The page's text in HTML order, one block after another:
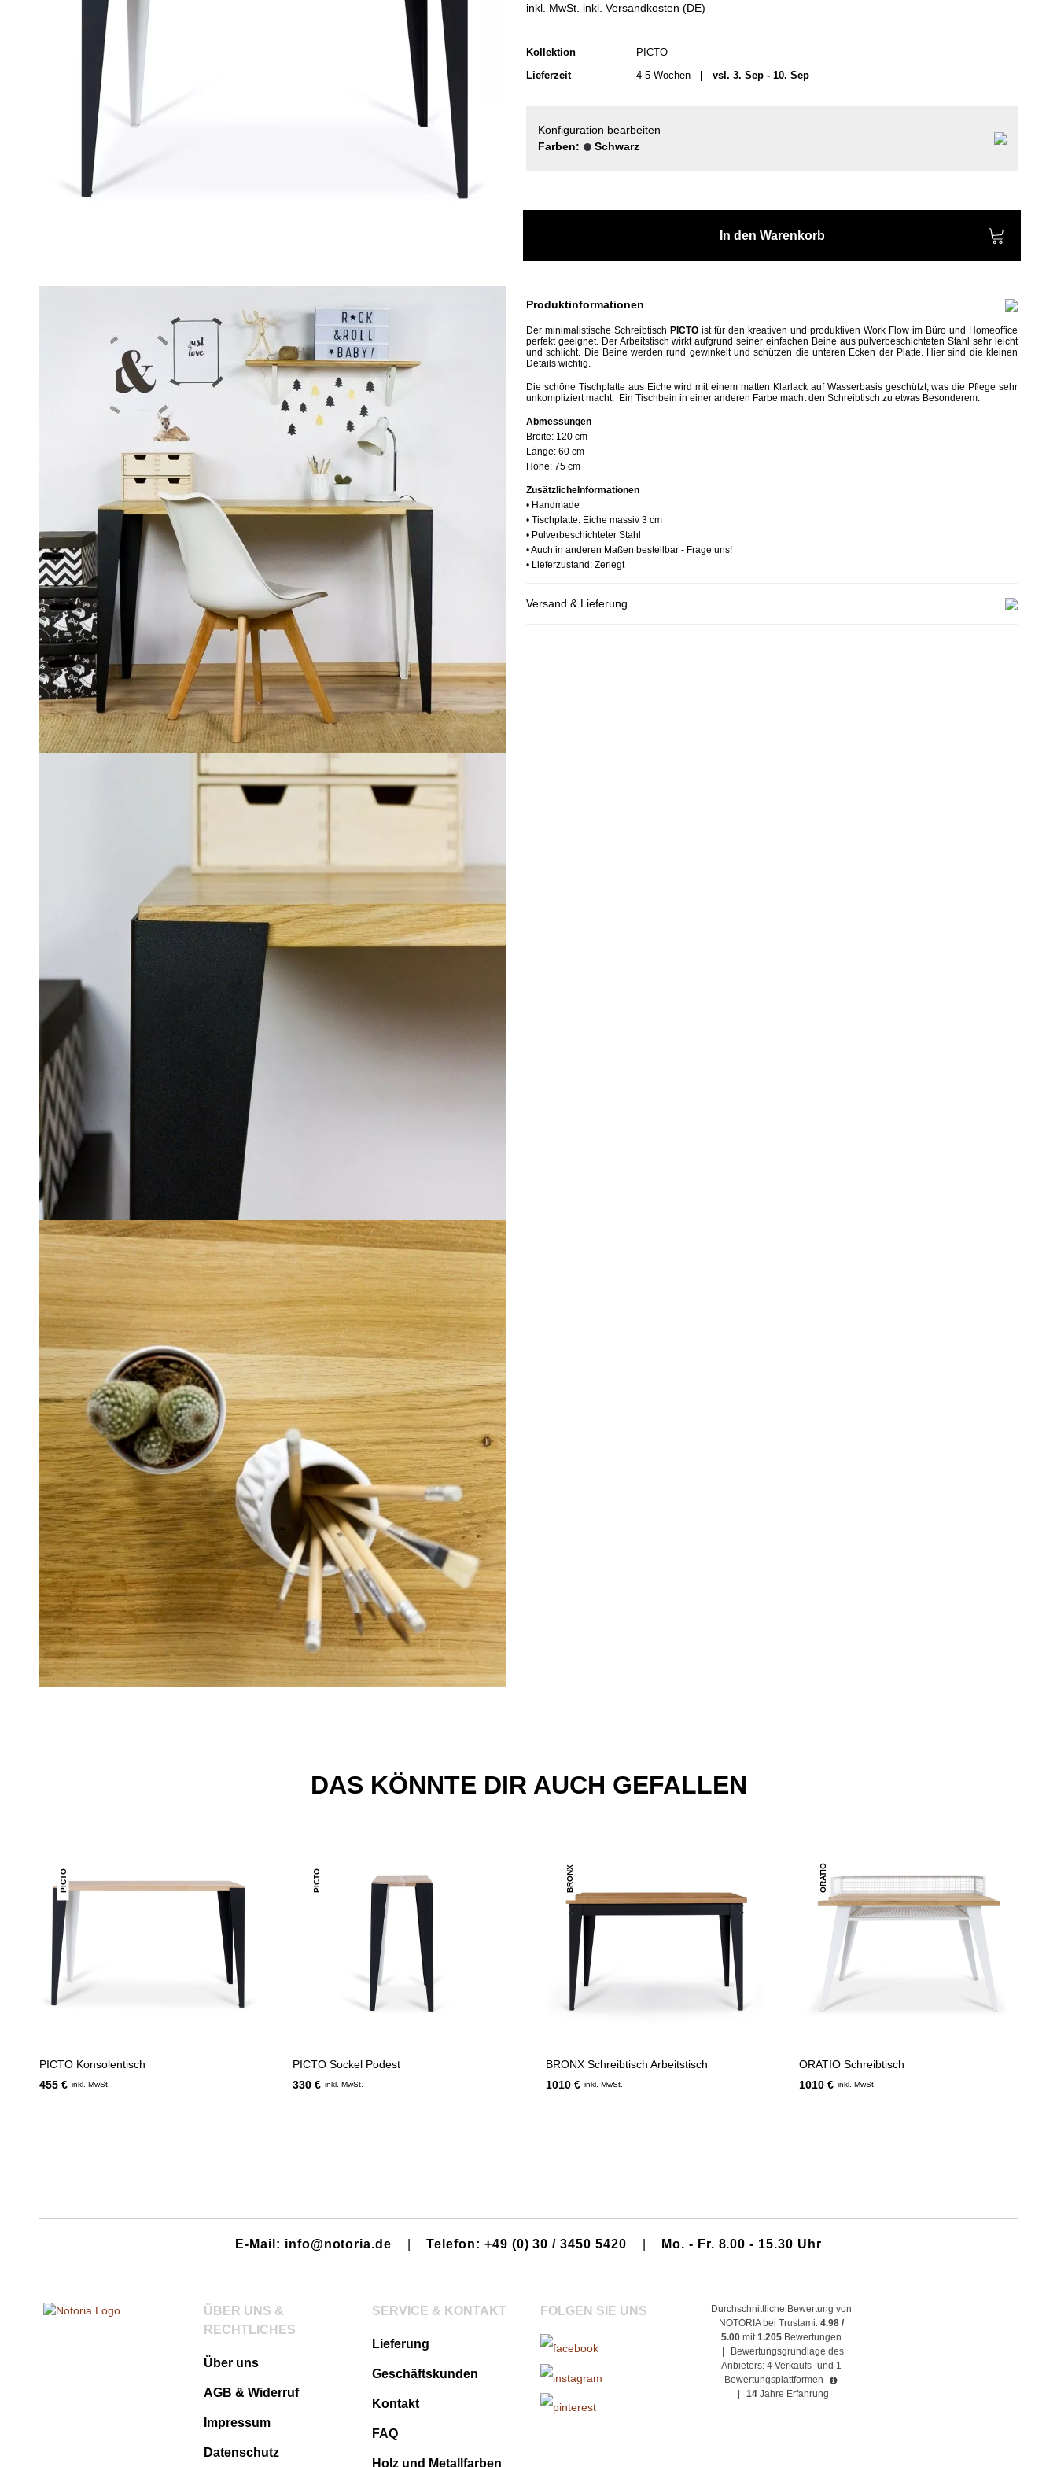
inkl. MwSt. inkl. Versandkosten (DE)
Kollektion
PICTO
Lieferzeit
4-5 Wochen | vsl. 3. Sep - 10. Sep
Konfiguration bearbeiten
Farben:
Schwarz
In den Warenkorb
Produktinformationen
Der minimalistische Schreibtisch PICTO ist für den kreativen und produktiven Work Flow im Büro und Homeoffice
perfekt geeignet. Der Arbeitstisch wirkt aufgrund seiner einfachen Beine aus pulverbeschichteten Stahl sehr leicht
und schlicht. Die Beine werden rund gewinkelt und schützen die unteren Ecken der Platte. Hier sind die kleinen
Details wichtig.
Die schöne Tischplatte aus Eiche wird mit einem matten Klarlack auf Wasserbasis geschützt, was die Pflege sehr
unkompliziert macht. Ein Tischbein in einer anderen Farbe macht den Schreibtisch zu etwas Besonderem.
Abmessungen
Breite: 120 cm
Länge: 60 cm
Höhe: 75 cm
Zusätzliche Informationen
• Handmade
• Tischplatte: Eiche massiv 3 cm
• Pulverbeschichteter Stahl
• Auch in anderen Maßen bestellbar - Frage uns!
• Lieferzustand: Zerlegt
Versand & Lieferung
DAS KÖNNTE DIR AUCH GEFALLEN
PICTO
PICTO Konsolentisch
455 € inkl. MwSt.
PICTO
PICTO Sockel Podest
330 € inkl. MwSt.
BRONX
BRONX Schreibtisch Arbeitstisch
1010 € inkl. MwSt.
ORATIO
ORATIO Schreibtisch
1010 € inkl. MwSt.
E-Mail: info@notoria.de Telefon: +49 (0) 30 / 3450 5420 Mo. - Fr. 8.00 - 15.30 Uhr
ÜBER UNS &
RECHTLICHES
Über uns
AGB & Widerruf
Impressum
Datenschutz
SERVICE & KONTAKT
Lieferung
Geschäftskunden
Kontakt
FAQ
Holz und Metallfarben
FOLGEN SIE UNS
Durchschnittliche Bewertung von
NOTORIA bei Trustami: 4.98 /
5.00mit1.205 Bewertungen
Bewertungsgrundlage des
Anbieters: 4 Verkaufs- und 1
Bewertungsplattformen
14 Jahre Erfahrung